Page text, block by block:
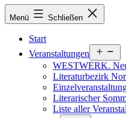
Menü Schließen
Start
Veranstaltungen
WESTWERK.
Literaturbezirk
Literarischer
Liste aller